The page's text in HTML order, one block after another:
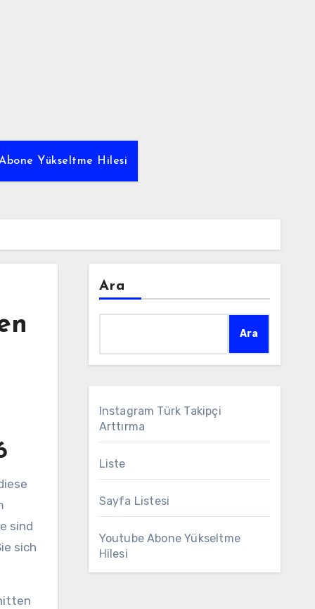
Yükseltme Hilesi
sind
sich
Ara
Ara
Instagram Türk Takipçi
Arttırma
Liste
Sayfa Listesi
Youtube Abone Yükseltme
Hilesi